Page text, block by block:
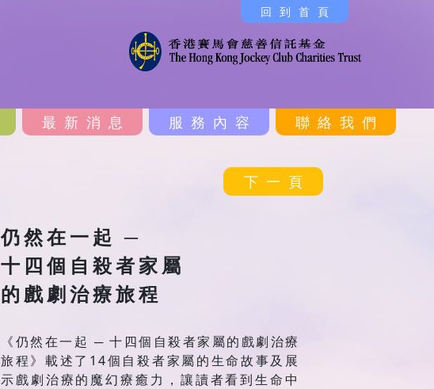
回到首頁
最新消息 服務內容 聯絡我們
仍然在一起 ─
十四個自殺者家屬
的戲劇治療旅程
《仍然在一起 ─ 十四個自殺者家屬的戲劇治療
旅程》載述了14個自殺者家屬的生命故事及展
示戲劇治療的魔幻療癒力，讓讀者看到生命中
下一頁